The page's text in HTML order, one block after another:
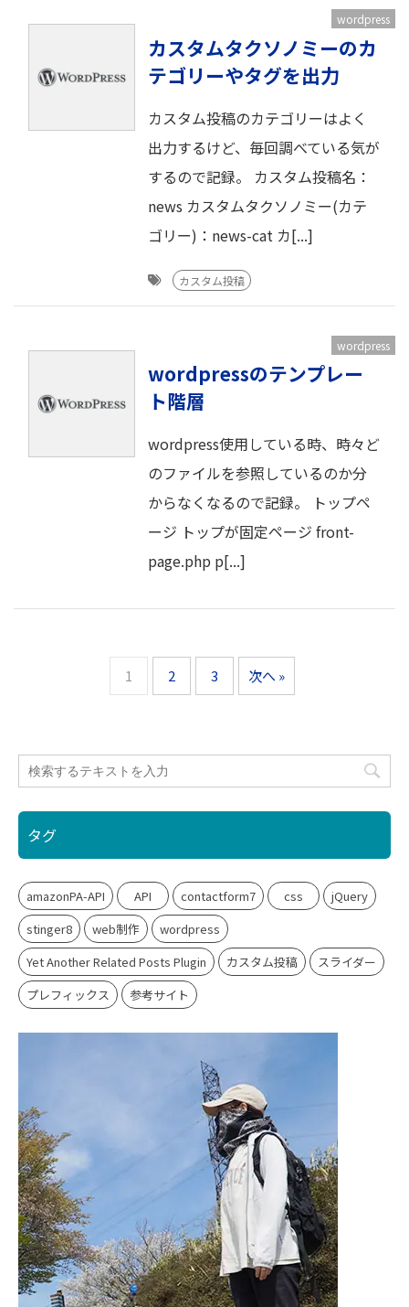
カスタムタクソノミーのカ
テゴリーやタグを出力
カスタム投稿のカテゴリーはよく
出力するけど、毎回調べている気が
するので記録。 カスタム投稿名：
news カスタムタクソノミー(カテ
ゴリー)：news-cat カ[...]
wordpress
カスタム投稿
wordpressのテンプレー
ト階層
wordpress使用している時、時々ど
のファイルを参照しているのか分
からなくなるので記録。 トップペ
ージ トップが固定ページ front-
page.php p[...]
wordpress
1 2 3 次へ »
タグ
amazonPA-API API contactform7 css
jQuery
stinger8
web制作
wordpress
Yet Another Related Posts Plugin
カスタム投稿
スライダー
プレフィックス
参考サイト